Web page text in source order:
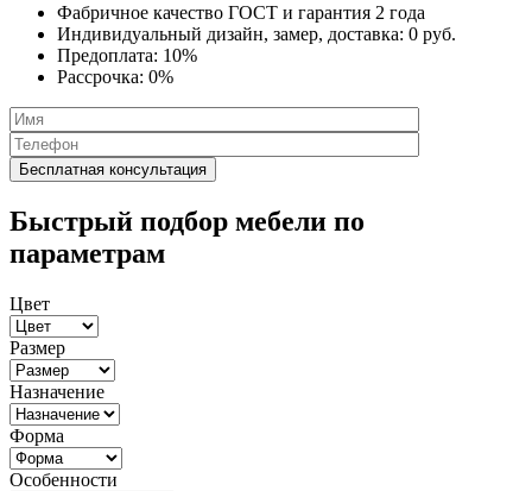
Фабричное качество ГОСТ и гарантия 2 года
Индивидуальный дизайн, замер, доставка: 0 руб.
Предоплата: 10%
Рассрочка: 0%
Быстрый подбор мебели по
параметрам
Цвет
Размер
Назначение
Форма
Особенности